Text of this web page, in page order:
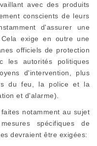
avec des produits
conscients de leurs
d'assurer une
exige en outre une
officiels de protection
les autorités politiques
d'intervention, plus
du feu, la police et la
et d'alarme).
notamment au sujet
spécifiques de
devraient être exigées: